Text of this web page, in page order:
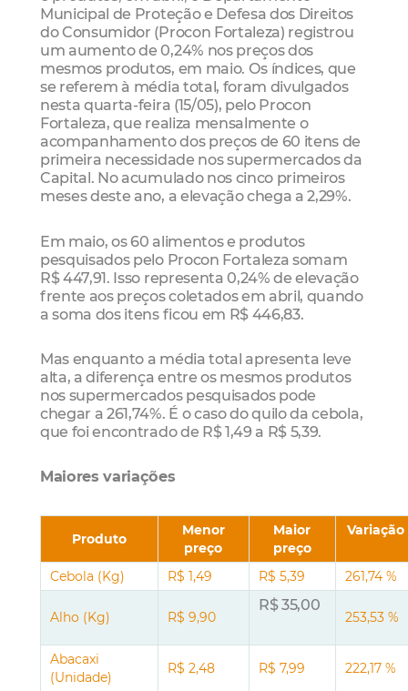
Municipal de Proteção e Defesa dos Direitos
do Consumidor (Procon Fortaleza) registrou
um aumento de 0,24% nos preços dos
mesmos produtos, em maio. Os índices, que
se referem à média total, foram divulgados
nesta quarta-feira (15/05), pelo Procon
Fortaleza, que realiza mensalmente o
acompanhamento dos preços de 60 itens de
primeira necessidade nos supermercados da
Capital. No acumulado nos cinco primeiros
meses deste ano, a elevação chega a 2,29%.
Em maio, os 60 alimentos e produtos
pesquisados pelo Procon Fortaleza somam
R$ 447,91. Isso representa 0,24% de elevação
frente aos preços coletados em abril, quando
a soma dos itens ficou em R$ 446,83.
Mas enquanto a média total apresenta leve
alta, a diferença entre os mesmos produtos
nos supermercados pesquisados pode
chegar a 261,74%. É o caso do quilo da cebola,
que foi encontrado de R$ 1,49 a R$ 5,39.
Maiores variações
Produto
Menor
preço
Maior
preço
Variação
Cebola (Kg) R$ 1,49 R$ 5,39 261,74 %
Alho (Kg) R$ 9,90
R$ 35,00
253,53 %
Abacaxi
(Unidade)
R$ 2,48 R$ 7,99 222,17 %